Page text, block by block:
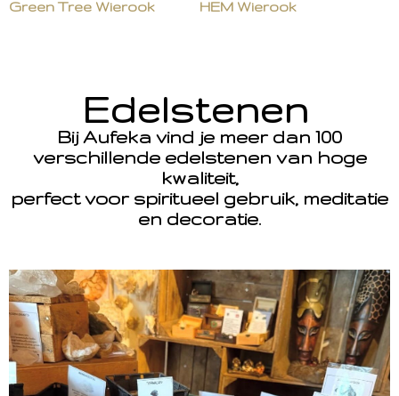
Green Tree Wierook HEM Wierook
Edelstenen
Bij Aufeka vind je meer dan 100
verschillende edelstenen van hoge
kwaliteit,
perfect voor spiritueel gebruik, meditatie
en decoratie.